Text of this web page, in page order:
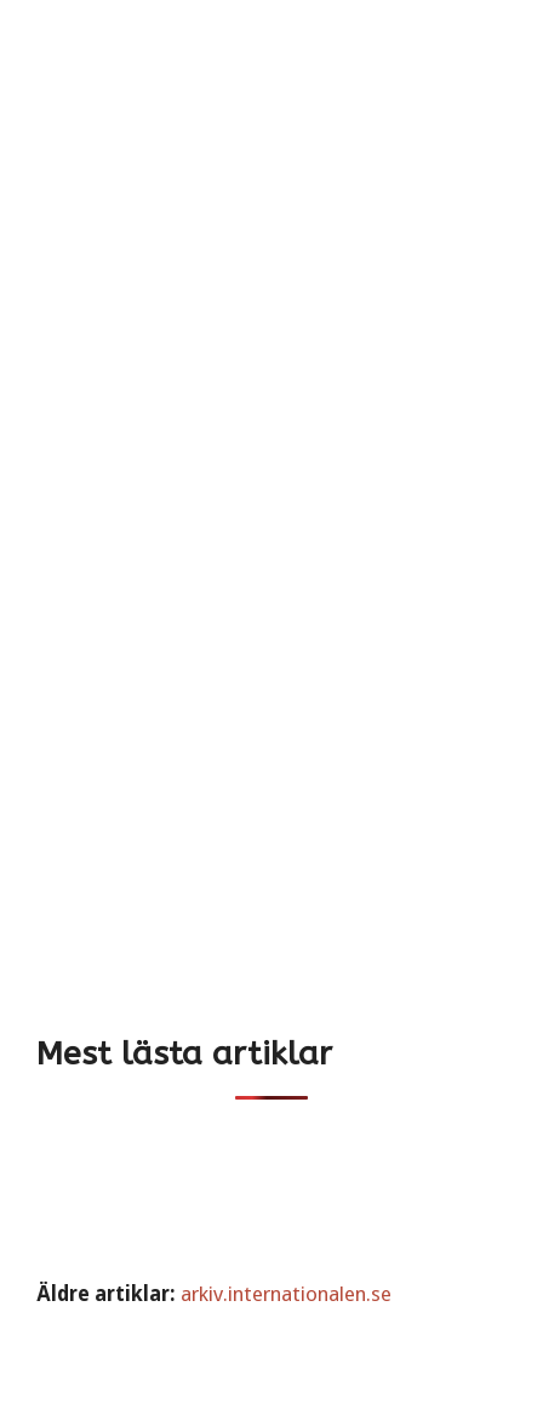
Mest lästa artiklar
Äldre artiklar: arkiv.internationalen.se